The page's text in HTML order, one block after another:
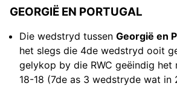
GEORGIË EN PORTUGAL
Die wedstryd tussen Georgië en
het slegs die 4de wedstryd ooit
gelykop by die RWC geëindig het
18-18 (7de as 3 wedstryde wat in